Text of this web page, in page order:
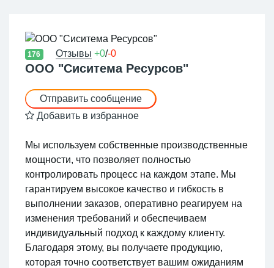
176 Отзывы +0/-0
ООО "Сиситема Ресурсов"
Отправить сообщение
Добавить в избранное
Мы используем собственные производственные
мощности, что позволяет полностью
контролировать процесс на каждом этапе. Мы
гарантируем высокое качество и гибкость в
выполнении заказов, оперативно реагируем на
изменения требований и обеспечиваем
индивидуальный подход к каждому клиенту.
Благодаря этому, вы получаете продукцию,
которая точно соответствует вашим ожиданиям